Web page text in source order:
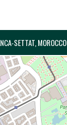
SETTAT, MOROCCO